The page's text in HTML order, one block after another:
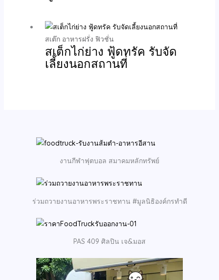
สเต๊ก อาหารฝรั่ง ฟิวชั่น
สเต็กไก่ย่าง ฟู้ดทรัค รับจัด
เลี้ยงนอกสถานที่
งานกีฬาฟุตบอล สมาคมหลักทรัพย์
ร่วมถวายงานอาหารพระราชทาน #มูลนิธิองค์กรทำดี
PAS 409 ศิลปิน เจ&มอส